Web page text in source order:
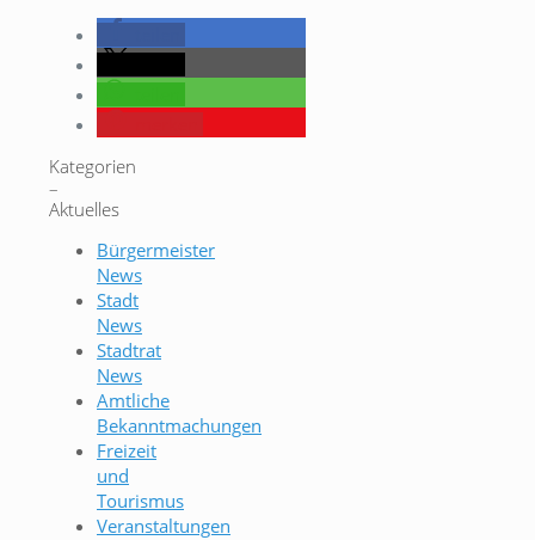
Kategorien
–
Aktuelles
Bürgermeister
News
Stadt
News
Stadtrat
News
Amtliche
Bekanntmachungen
Freizeit
und
Tourismus
Veranstaltungen